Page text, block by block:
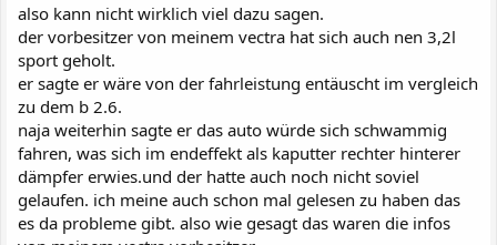
also kann nicht wirklich viel dazu sagen.
der vorbesitzer von meinem vectra hat sich auch nen 3,2l
sport geholt.
er sagte er wäre von der fahrleistung entäuscht im vergleich
zu dem b 2.6.
naja weiterhin sagte er das auto würde sich schwammig
fahren, was sich im endeffekt als kaputter rechter hinterer
dämpfer erwies.und der hatte auch noch nicht soviel
gelaufen. ich meine auch schon mal gelesen zu haben das
es da probleme gibt. also wie gesagt das waren die infos